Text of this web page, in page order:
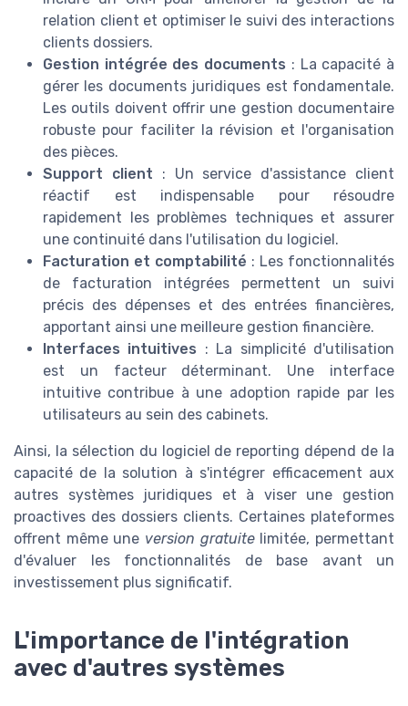
relation client et optimiser le suivi des interactions
clients dossiers.
Gestion intégrée des documents : La capacité à
gérer les documents juridiques est fondamentale.
Les outils doivent offrir une gestion documentaire
robuste pour faciliter la révision et l'organisation
des pièces.
Support client : Un service d'assistance client
réactif est indispensable pour résoudre
rapidement les problèmes techniques et assurer
une continuité dans l'utilisation du logiciel.
Facturation et comptabilité : Les fonctionnalités
de facturation intégrées permettent un suivi
précis des dépenses et des entrées financières,
apportant ainsi une meilleure gestion financière.
Interfaces intuitives : La simplicité d'utilisation
est un facteur déterminant. Une interface
intuitive contribue à une adoption rapide par les
utilisateurs au sein des cabinets.
Ainsi, la sélection du logiciel de reporting dépend de la
capacité de la solution à s'intégrer efficacement aux
autres systèmes juridiques et à viser une gestion
proactives des dossiers clients. Certaines plateformes
offrent même une version gratuitelimitée, permettant
d'évaluer les fonctionnalités de base avant un
investissement plus significatif.
L'importance de l'intégration
avec d'autres systèmes